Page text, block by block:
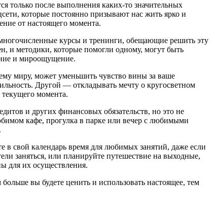
только после выполнения каких-то значительных
которые постоянно призывают нас жить ярко и
от настоящего момента.
курсы и тренинги, обещающие решить эту
и методики, которые помогли одному, могут быть
и мироощущение.
миру, может уменьшить чувство вины за ваше
Другой — откладывать мечту о кругосветном
момента.
и других финансовых обязательств, но это не
кафе, прогулка в парке или вечер с любимыми
свой календарь время для любимых занятий, даже если
заняться, или планируйте путешествие на выходные,
для их осуществления.
вы будете ценить и использовать настоящее, тем